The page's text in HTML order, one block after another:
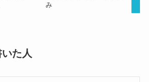
み
た人